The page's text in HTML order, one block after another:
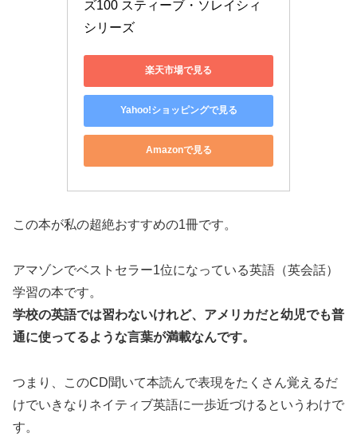
ズ100 スティーブ・ソレイシィ
シリーズ
楽天市場で見る
Yahoo!ショッピングで見る
Amazonで見る
この本が私の超絶おすすめの1冊です。
アマゾンでベストセラー1位になっている英語（英会話）
学習の本です。
学校の英語では習わないけれど、アメリカだと幼児でも普
通に使ってるような言葉が満載なんです。
つまり、
このCD聞いて本読んで表現をたくさん覚えるだ
けでいきなりネイティブ英語に一歩近づける というわけで
す。